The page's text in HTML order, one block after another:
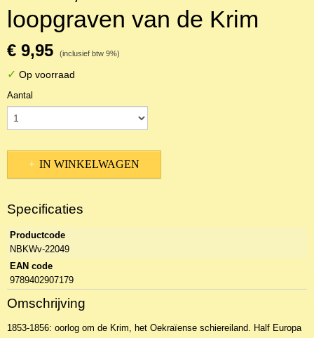
Marsh, Catherine - In de
loopgraven van de Krim
€ 9,95 (inclusief btw 9%)
✓Op voorraad
Aantal